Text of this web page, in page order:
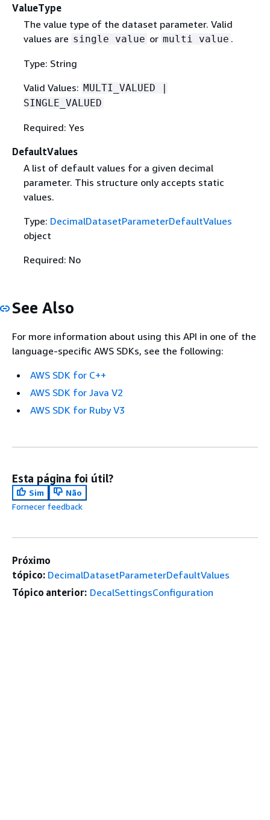
ValueType
The value type of the dataset parameter. Valid
values are single value or multi value .
Type: String
Valid Values: MULTI_VALUED |
SINGLE_VALUED
Required: Yes
DefaultValues
A list of default values for a given decimal
parameter. This structure only accepts static
values.
Type: DecimalDatasetParameterDefaultValues
object
Required: No
See Also
For more information about using this API in one of the
language-specific AWS SDKs, see the following:
AWS SDK for C++
AWS SDK for Java V2
AWS SDK for Ruby V3
Esta página foi útil?
Sim
Não
Fornecer feedback
Próximo
tópico: DecimalDatasetParameterDefaultValues
Tópico anterior: DecalSettingsConfiguration